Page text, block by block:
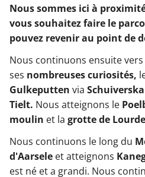
Nous sommes ici à
vous souhaitez faire le
pouvez revenir au point de
Nous continuons ensuite vers
ses nombreuses curiosités,
Gulkeputten via
Tielt. Nous atteignons le
moulin et la grotte de
Nous continuons le long du
d'Aarsele et atteignons
est né et a grandi. Nous